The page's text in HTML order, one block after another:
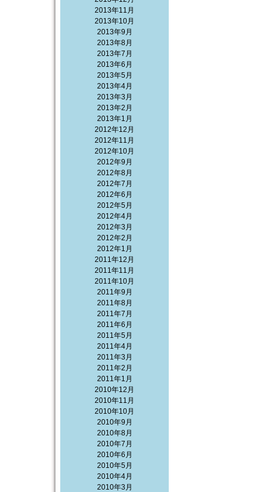
2013年11月
2013年10月
2013年9月
2013年8月
2013年7月
2013年6月
2013年5月
2013年4月
2013年3月
2013年2月
2013年1月
2012年12月
2012年11月
2012年10月
2012年9月
2012年8月
2012年7月
2012年6月
2012年5月
2012年4月
2012年3月
2012年2月
2012年1月
2011年12月
2011年11月
2011年10月
2011年9月
2011年8月
2011年7月
2011年6月
2011年5月
2011年4月
2011年3月
2011年2月
2011年1月
2010年12月
2010年11月
2010年10月
2010年9月
2010年8月
2010年7月
2010年6月
2010年5月
2010年4月
2010年3月